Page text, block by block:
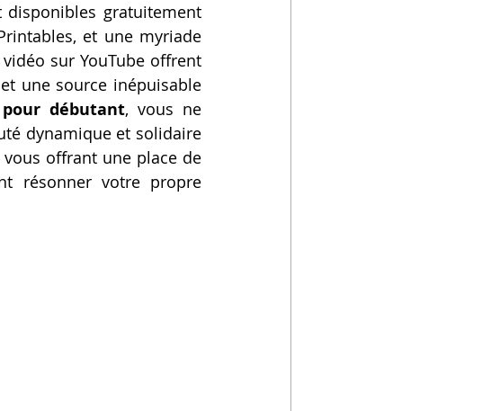
gratuitement
et une myriade
sur YouTube offrent
une source inépuisable
débutant, vous ne
dynamique et solidaire
offrant une place de
résonner votre propre